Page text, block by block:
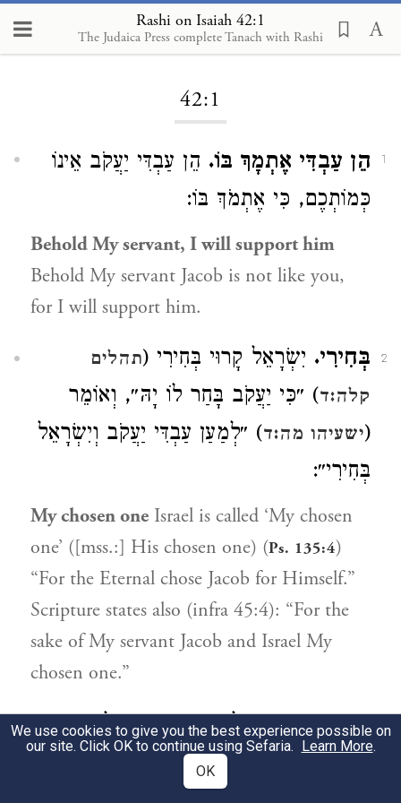
Rashi on Isaiah 42:1
The Judaica Press complete Tanach with Rashi
Loading...
42:1
1 הֵן עַבְדִּי אֶתְמָךְ בּוֹ. הֵן עַבְדִּי יַעֲקֹב אֵינוֹ
כְּמוֹתְכֶם, כִּי אֶתְמֹךְ בּוֹ:
Behold My servant, I will support him
Behold My servant Jacob is not like you,
for I will support him.
2 בְּחִירִי. יִשְׂרָאֵל קָרוּי בְּחִירִי (תהלים
קלה:ד) ״כִּי יַעֲקֹב בָּחַר לוֹ יָהּ״, וְאוֹמֵר
(ישעיהו מה:ד) ״לְמַעַן עַבְדִּי יַעֲקֹב וְיִשְׂרָאֵל
בְּחִירִי״:
My chosen one Israel is called ‘My chosen
one’ ([mss.:] His chosen one) (Ps. 135:4)
“For the Eternal chose Jacob for Himself.”
Scripture states also (infra 45:4): “For the
sake of My servant Jacob and Israel My
chosen one.”
3 רָצְתָה נַפְשִׁי.עָלָיונָתַתִּי רוּחִילְהוֹדִיעַ
נְבִיאָיו אֶת סוֹדוֹ, וְסוֹפוֹמִשְׁפָּט לַגּוֹיִם
We use cookies to give you the best experience possible on
our site. Click OK to continue using Sefaria. Learn More.
OK